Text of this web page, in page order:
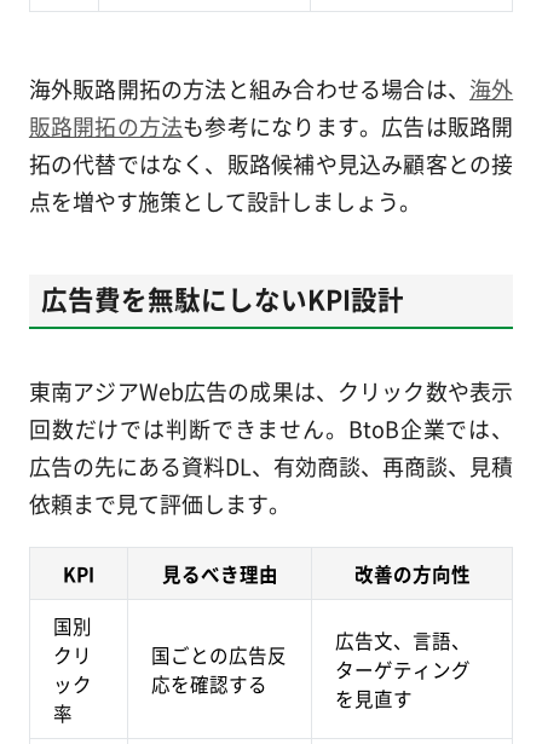
海外販路開拓の方法と組み合わせる場合は、 海外
販路開拓の方法も参考になります。広告は販路開
拓の代替ではなく、販路候補や見込み顧客との接
点を増やす施策として設計しましょう。
広告費を無駄にしないKPI設計
東南アジアWeb広告の成果は、クリック数や表示
回数だけでは判断できません。BtoB企業では、
広告の先にある資料DL、有効商談、再商談、見積
依頼まで見て評価します。
KPI 見るべき理由
改善の方向性
国別
クリ
ック
率
国ごとの広告反
応を確認する
広告文、言語、
ターゲティング
を見直す